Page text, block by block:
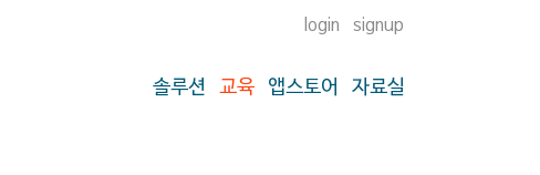
login signup
솔루션 교육 앱스토어 자료실